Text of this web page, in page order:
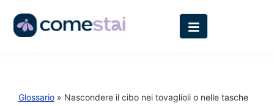
Glossario » Nascondere il cibo nei tovaglioli o nelle tasche